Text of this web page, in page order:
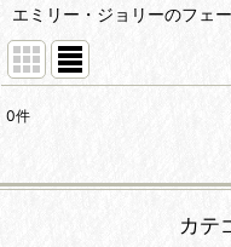
エミリー・ジョリーのフェー
0件
カテ